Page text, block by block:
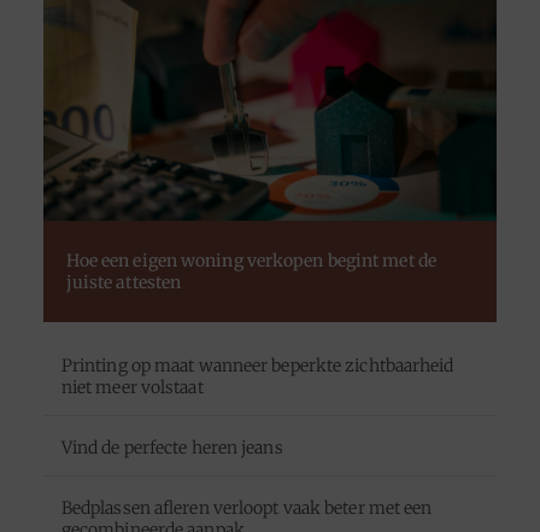
Hoe een eigen woning verkopen begint met de
juiste attesten
Printing op maat wanneer beperkte zichtbaarheid
niet meer volstaat
Vind de perfecte heren jeans
Bedplassen afleren verloopt vaak beter met een